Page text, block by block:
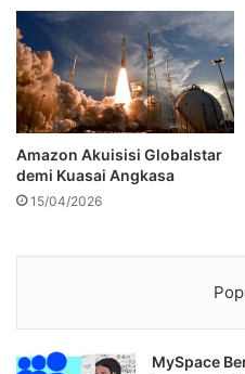
Amazon Akuisisi Globalstar
demi Kuasai Angkasa
15/04/2026
MySpace